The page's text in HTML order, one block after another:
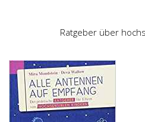
Ratgeber über